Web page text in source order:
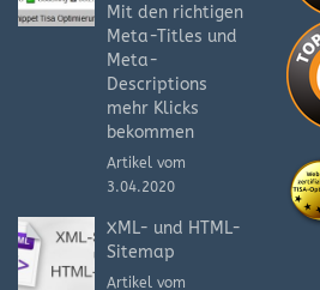
Mit den richtigen
Meta-Titles und
Meta-
Descriptions
mehr Klicks
bekommen
Artikel vom
3.04.2020
XML- und HTML-
Sitemap
Artikel vom